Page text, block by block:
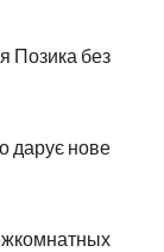
Позика без
дарує нове